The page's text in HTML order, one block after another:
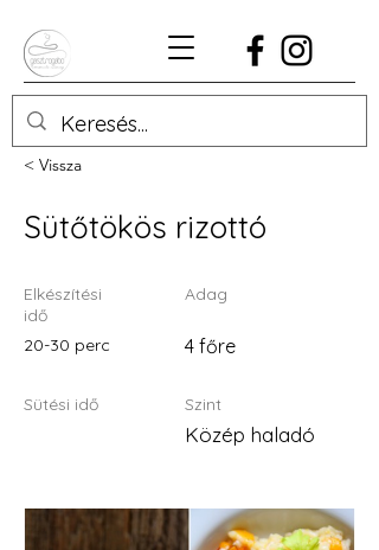
< Vissza
Sütőtökös rizottó
Elkészítési
idő
20-30 perc
Sütési idő
Adag
4 főre
Szint
Közép haladó